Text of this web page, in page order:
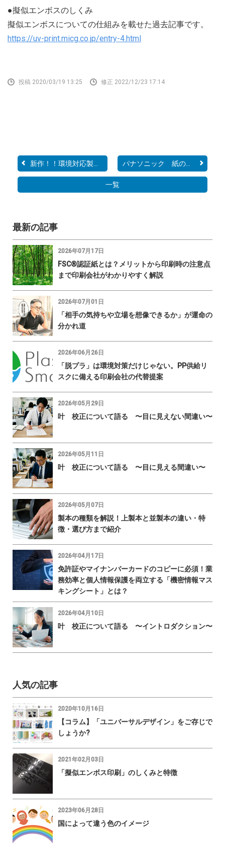
●擬似エンボスのしくみ
擬似エンボスについての仕組みを載せた過去記事です。
https://uv-print.micg.co.jp/entry-4.html
投稿 2020/03/19 13:25 修正 2022/12/23 17:14
新作！！環境対応製品「LI...
一覧
最新の記事
2026年07月17日
FSC®認証紙とは？メリットから印刷時の注意点
まで印刷会社がわかりやすく解説
2026年07月01日
「相手の気持ちや立場を想像できるか」が運命の
分かれ道
2026年06月26日
「脱プラ」は環境対策だけじゃない。PP供給リ
スクに備える印刷会社の代替提案
2026年05月29日
叶 校正について語る 〜目に見えない間違い〜
2026年05月11日
叶 校正について語る 〜目に見える間違い〜
2026年05月07日
製本の種類を解説！上製本と並製本の違い・特
徴・選び方まで紹介
2026年04月17日
免許証やマイナンバーカードのコピーに必須！業
務効率と個人情報保護を両立する「機密情報マス
キングシート」とは？
2026年04月10日
叶 校正について語る 〜イントロダクション〜
人気の記事
2020年10月16日
【コラム】「ユニバーサルデザイン」をご存じで
しょうか?
2021年02月03日
「擬似エンボス印刷」のしくみと特徴
2023年06月28日
国によって違う色のイメージ